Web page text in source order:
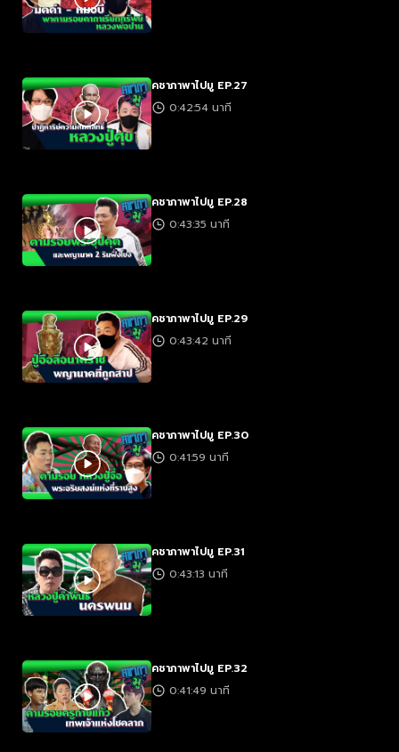
คชาภาพาไปมู EP.27
0:42:54 นาที
คชาภาพาไปมู EP.28
0:43:35 นาที
คชาภาพาไปมู EP.29
0:43:42 นาที
คชาภาพาไปมู EP.30
0:41:59 นาที
คชาภาพาไปมู EP.31
0:43:13 นาที
คชาภาพาไปมู EP.32
0:41:49 นาที